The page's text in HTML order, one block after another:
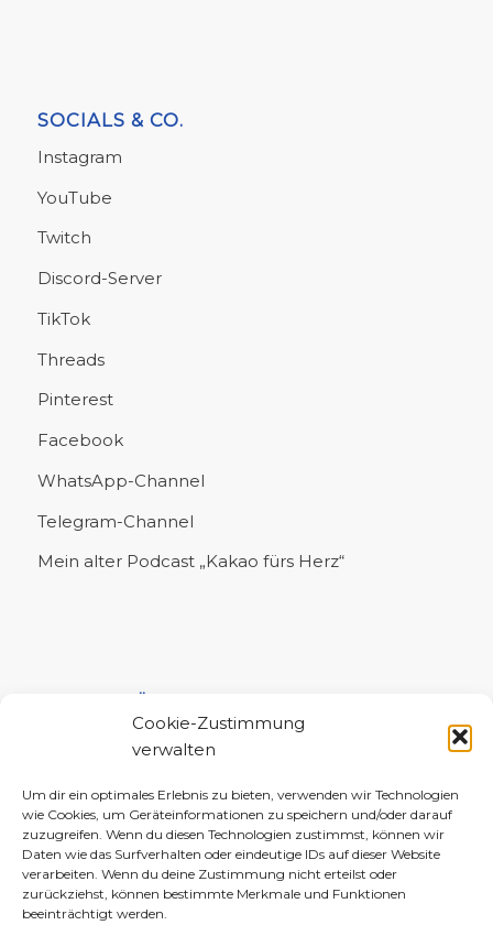
Cookie-Zustimmung
verwalten
Um dir ein optimales Erlebnis zu bieten, verwenden wir Technologien
wie Cookies, um Geräteinformationen zu speichern und/oder darauf
zuzugreifen. Wenn du diesen Technologien zustimmst, können wir
Daten wie das Surfverhalten oder eindeutige IDs auf dieser Website
verarbeiten. Wenn du deine Zustimmung nicht erteilst oder
zurückziehst, können bestimmte Merkmale und Funktionen
beeinträchtigt werden.
SOCIALS & CO.
Instagram
YouTube
Twitch
Discord-Server
TikTok
Threads
Pinterest
Facebook
WhatsApp-Channel
Telegram-Channel
Mein alter Podcast „Kakao fürs Herz“